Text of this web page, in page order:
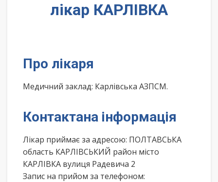
лікар КАРЛІВКА
Про лікаря
Медичний заклад: Карлівська АЗПСМ.
Контактана інформація
Лікар приймає за адресою: ПОЛТАВСЬКА
область КАРЛІВСЬКИЙ район місто
КАРЛІВКА вулиця Радевича 2
Запис на прийом за телефоном: